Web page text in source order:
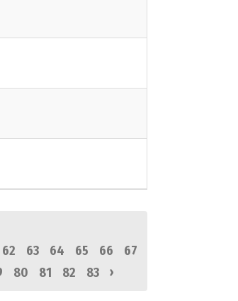
62 63 64 65 66
67
80 81 82 83 ›